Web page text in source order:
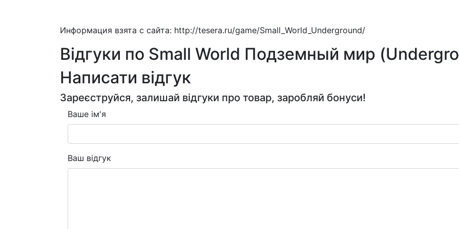
Информация взята с сайта: http://tesera.ru/game/Small_World_Underground/
Відгуки по Small World Подземный мир
Написати відгук
Зареєструйся, залишай відгуки про товар, заробляй бонуси!
Ваше ім'я
Ваш відгук